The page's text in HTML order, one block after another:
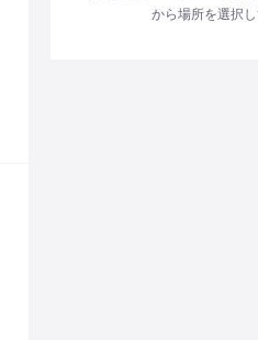
から場所を選択